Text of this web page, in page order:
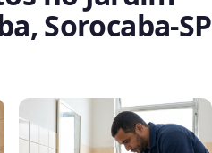
Sorocaba‑SP